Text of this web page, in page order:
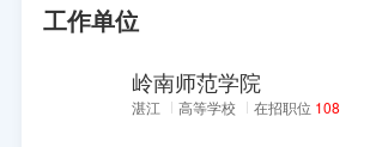
工作单位
岭南师范学院
湛江 高等学校 在招职位 108